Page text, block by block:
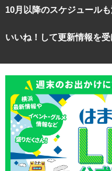
10月以降のスケジュール
いいね！して更新情報を受